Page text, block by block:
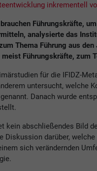
inkrementell
Führungskräfte,
analysierte das
Thema Führung aus
meist Führungskräfte, zum
für die IFIDZ-
untersucht, welche
Danach wurde
kein abschließendes Bild
darüber,
sich verändernden